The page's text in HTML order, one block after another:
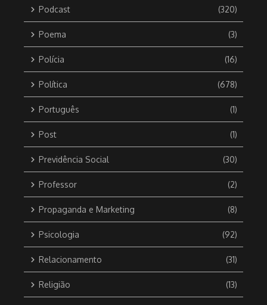
Podcast (320)
Poema (3)
Polícia (16)
Política (678)
Português (1)
Post (1)
Previdência Social (30)
Professor (2)
Propaganda e Marketing (8)
Psicologia (92)
Relacionamento (31)
Religião (13)